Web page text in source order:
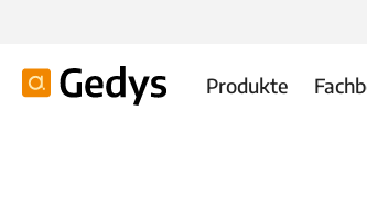
Produkte